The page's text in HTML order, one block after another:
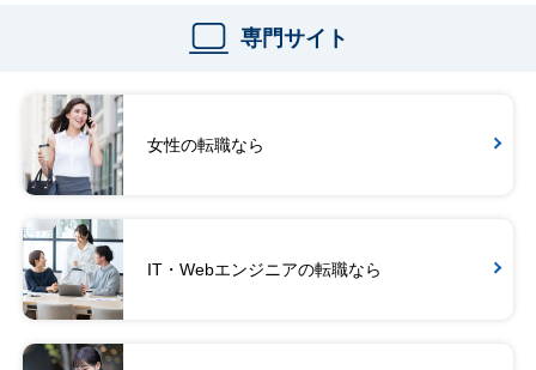
専門サイト
女性の転職なら
IT・Webエンジニアの転職なら